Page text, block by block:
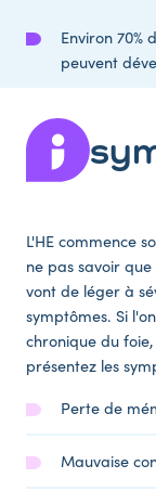
Environ 70%
peuvent
L'HE commence
ne pas savoir
vont de léger à
symptômes. Si
chronique du
présentez les
Perte de
Mauvaise